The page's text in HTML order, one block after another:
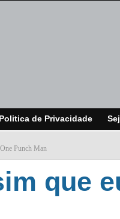
Politica de Privacidade
Punch Man
que